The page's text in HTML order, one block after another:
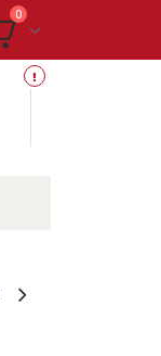
0